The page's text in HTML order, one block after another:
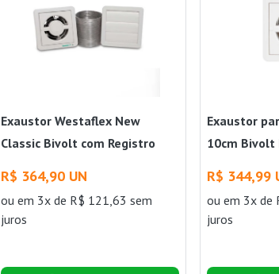
Exaustor Westaflex New
Classic Bivolt com Registro
R$ 364,90 UN
ouem 3x de R$ 121,63 sem
juros
Exaustor
10cm Bivolt
R$ 344,99
ou em 3x de
juros